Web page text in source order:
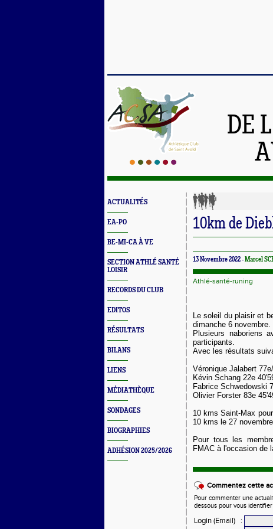
DE
ACTUALITÉS
EA-PO
BE-MI-CA À VE
SECTION ATHLÉ SANTÉ
LOISIR
RECORDS DU CLUB
EDITOS
RÉSULTATS
BILANS
LIENS
MÉDIATHÈQUE
SONDAGES
BIOGRAPHIES
ADHÉSION 2025/2026
10km de
13 Novembre 2022 -Marcel
Athlé-santé-runing
Le soleil du plaisir et
dimanche 6 novembre.
Plusieurs naboriens
participants.
Avec les résultats
Véronique Jalabert
Kévin Schang 22e
Fabrice Schwedowski
Olivier Forster 83e
10 kms Saint-Max
10 kms le 27
Pour tous les
FMAC à l'occasion de
Commentez cette
Pour commenter une
dessous pour vous
Login (Email)
: